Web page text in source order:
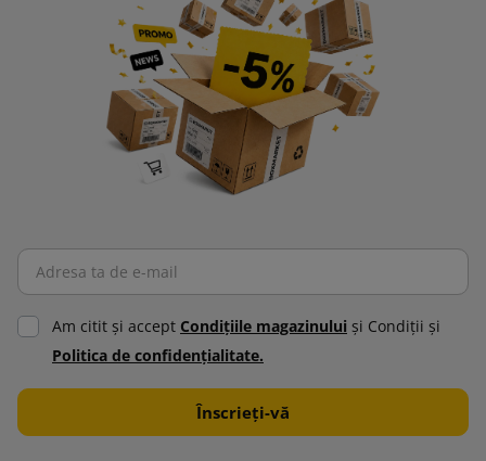
Am citit şi accept Condiţiile magazinului şi Condiţii şi
Politica de confidenţialitate.